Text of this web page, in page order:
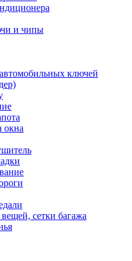
и чипы
ключей
окна
сетки багажа